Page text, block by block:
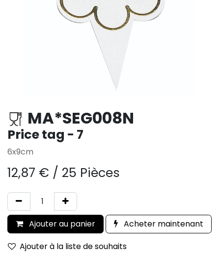
MA*SEG008N
Price tag - 7
6x9cm
12,87 € / 25 Pièces
Ajouter au panier
Acheter maintenant
Ajouter à la liste de souhaits